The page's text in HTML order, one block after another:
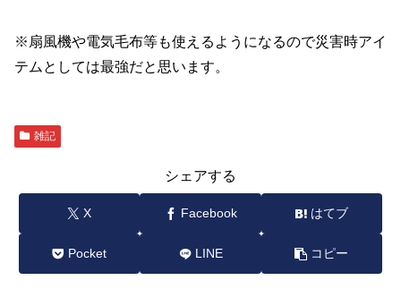
※扇風機や電気毛布等も使えるようになるので災害時アイ
テムとしては最強だと思います。
雑記
シェアする
X Facebook はてブ
Pocket LINE コピー